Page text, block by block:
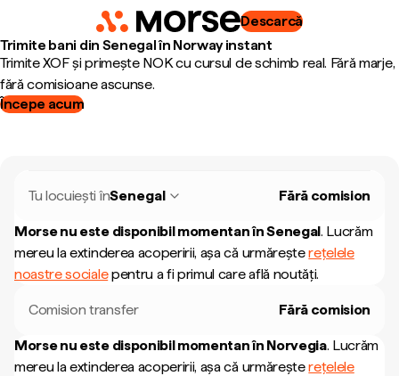
Descarcă
Trimite bani din Senegal în Norway instant
Trimite XOF și primește NOK cu cursul de schimb real. Fără marje,
fără comisioane ascunse.
Începe acum
Tu locuiești înSenegal Fără comision
Morse nu este disponibil momentan înSenegal. Lucrăm
mereu la extinderea acoperirii, așa că urmăreșterețelele
noastre socialepentru a fi primul care află noutăți.
Comision transfer Fără comision
Morse nu este disponibil momentan în Norvegia. Lucrăm
mereu la extinderea acoperirii, așa că urmăreșterețelele